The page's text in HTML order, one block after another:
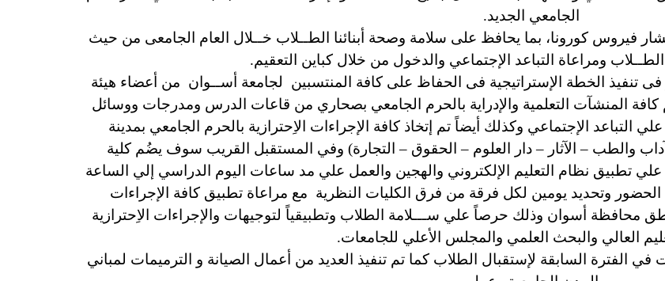
الجامعي الجديد.
فيروس كورونا، بما يحافظ على سلامة وصحة أبنائنا الطــلاب خــلال العام الجامعى من حيث
ومراعاة التباعد الإجتماعي والدخول من خلال كباين التعقيم.
تنفيذ الخطة الإستراتيجية فى الحفاظ على كافة المنتسبين لجامعة أســوان من أعضاء هيئة
المنشآت التعلمية والإدراية بالحرم الجامعي بصحاري من قاعات الدرس ومدرجات ووسائل
التباعد الإجتماعي وكذلك أيضاً تم إتخاذ كافة الإجراءات الاِحترازية بالحرم الجامعي بمدينة
والطب – الآثار – دار العلوم – الحقوق – التجارة) وفي المستقبل القريب سوف يضُم كلية
علي تطبيق نظام التعليم الإلكتروني والهجين والعمل علي مد ساعات اليوم الدراسي إلي الساعة
وتحديد يومين لكل فرقة من فرق الكليات النظرية مع مراعاة تطبيق كافة الإجراءات
محافظة أسوان وذلك حرصاً علي ســـلامة الطلاب وتطبيقياً لتوجيهات والإجراءات الاِحترازية
العالي والبحث العلمي والمجلس الأعلي للجامعات.
الفترة السابقة لإستقبال الطلاب كما تم تنفيذ العديد من أعمال الصيانة و الترميمات لمباني